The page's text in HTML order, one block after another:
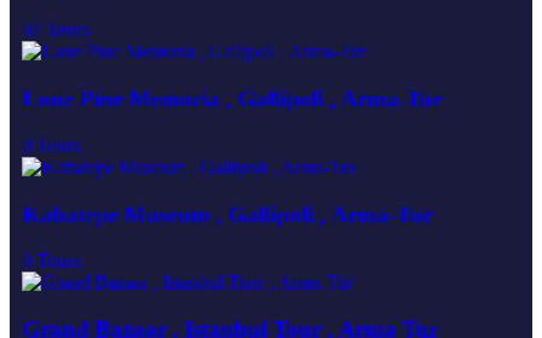
07 Tours
Lone Pine Memoria , Gallipoli , Arma-Tur
0 Tours
Kabatepe Museum , Gallipoli , Arma-Tur
0 Tours
Grand Bazaar , Istanbul Tour , Arma Tur